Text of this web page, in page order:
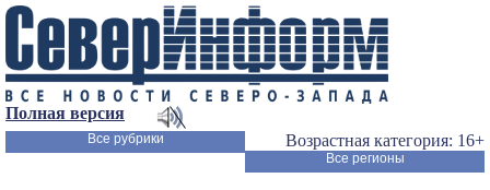
Полная версия
Возрастная категория: 16+
Все рубрики
Все регионы